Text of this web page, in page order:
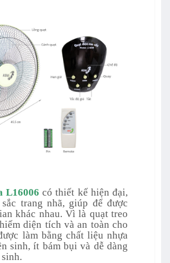
L16006 có thiết kế hiện đại,
trang nhã, giúp để được
khác nhau. Vì là quạt treo
diện tích và an toàn cho
làm bằng chất liệu nhựa
sinh, ít bám bụi và dễ dàng